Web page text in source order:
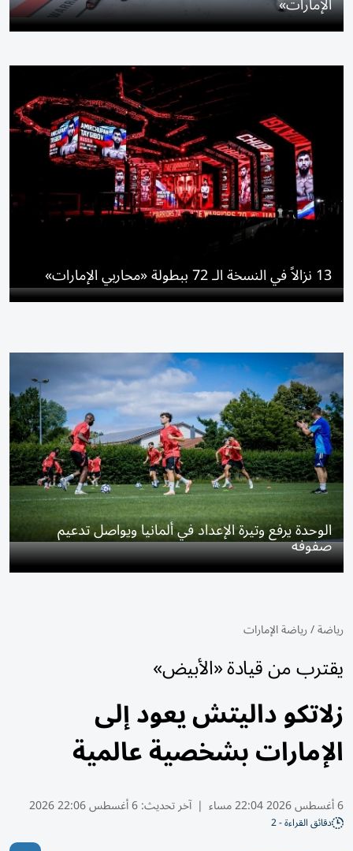
13 نزالاً في النسخة الـ 72 ببطولة «محاربي الإمارات»
الوحدة يرفع وتيرة الإعداد في ألمانيا ويواصل تدعيم
صفوفه
رياضة/رياضة الإمارات
يقترب من قيادة «الأبيض»
زلاتكو داليتش يعود إلى
الإمارات بشخصية عالمية
6 أغسطس 2026 22:04 مساء | آخر تحديث:6 أغسطس 22:06 2026
دقائق القراءة - 2